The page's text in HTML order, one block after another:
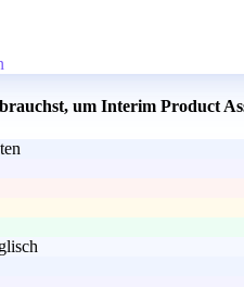
um Interim Product